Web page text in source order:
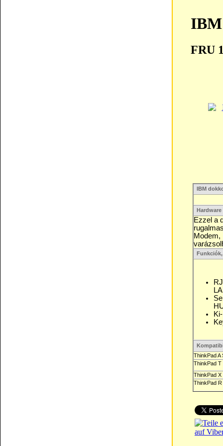
FRU
IBM
Ezzel a
Modem,
ThinkPad A
ThinkPad T
ThinkPad X
ThinkPad